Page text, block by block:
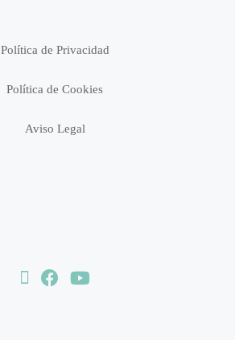
Política de Privacidad
Política de Cookies
Aviso Legal